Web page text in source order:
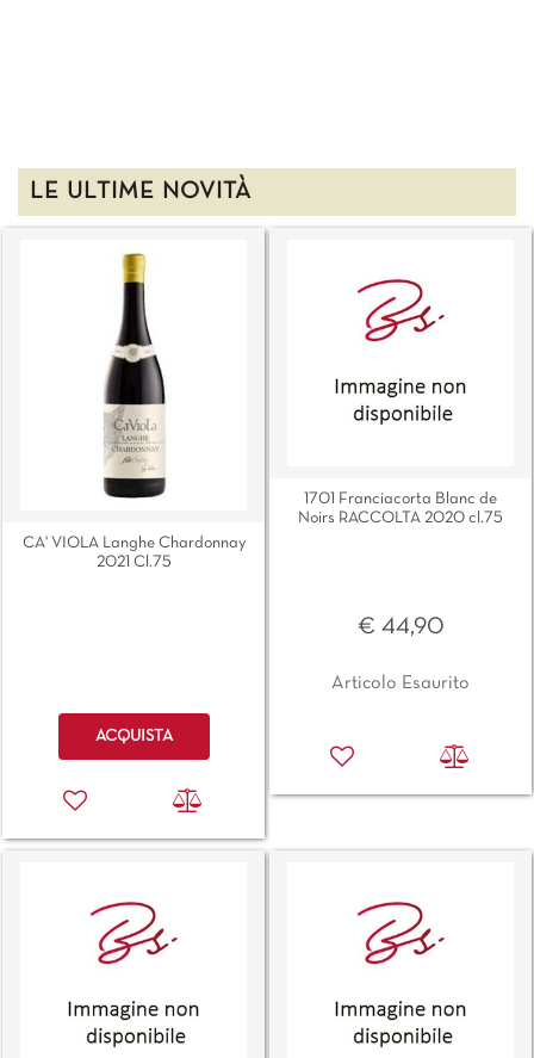
LE ULTIME NOVITÀ
CA' VIOLA Langhe Chardonnay
2021 Cl.75
Quantità
ACQUISTA
1701 Franciacorta Blanc de
Noirs RACCOLTA 2020 cl.75
€ 44,90
Articolo Esaurito